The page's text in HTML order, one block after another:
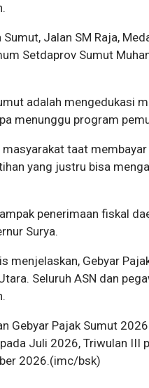
Jalan SM Raja,
Setdaprov Sumut
adalah mengedukasi
menunggu program
taat
yang justru bisa
penerimaan fiskal
Surya.
menjelaskan, Gebyar
Seluruh ASN dan
Gebyar Pajak Sumut
Juli 2026, Triwulan III
2026.(imc/bsk)